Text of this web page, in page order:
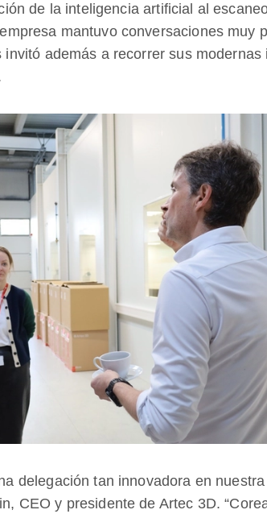
de la inteligencia artificial al
mantuvo conversaciones muy
además a recorrer sus modernas
delegación tan innovadora en
CEO y presidente de Artec 3D.